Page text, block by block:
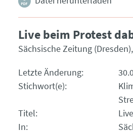
Live beim Protest
Sächsische Zeitung (Dresden)
Letzte Änderung
Stichwort(e)
Titel
In